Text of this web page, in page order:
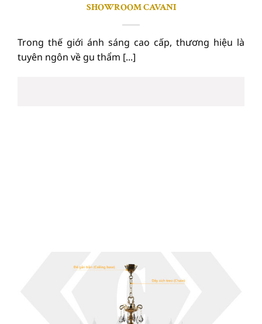
SHOWROOM CAVANI
Trong thế giới ánh sáng cao cấp, thương hiệu là
tuyên ngôn về gu thẩm [...]